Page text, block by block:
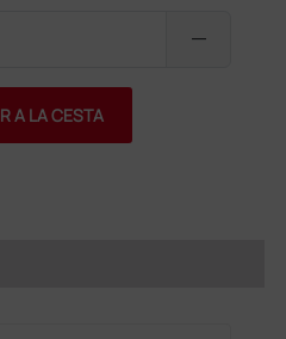
remove
A LA CESTA